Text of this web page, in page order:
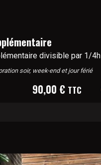
divisible par 1/4h
soir, week-end et jour férié
90,00 € TTC